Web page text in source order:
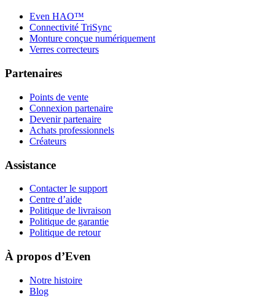
Even HAO™
Connectivité TriSync
Monture conçue numériquement
Verres correcteurs
Partenaires
Points de vente
Connexion partenaire
Devenir partenaire
Achats professionnels
Créateurs
Assistance
Contacter le support
Centre d’aide
Politique de livraison
Politique de garantie
Politique de retour
À propos d’Even
Notre histoire
Blog